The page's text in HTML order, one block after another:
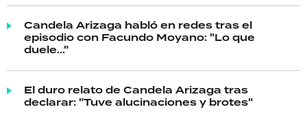
Candela Arizaga habló en redes tras el
episodio con Facundo Moyano: "Lo que
duele..."
El duro relato de Candela Arizaga tras
declarar: "Tuve alucinaciones y brotes"